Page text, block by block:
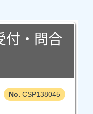
付・問合
CSP138045